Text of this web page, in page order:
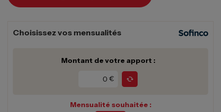
Choisissez vos mensualités
Montant de votre apport :
€
Mensualité souhaitée :